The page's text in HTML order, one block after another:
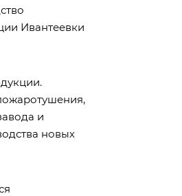
Ивантеевки
и
новых